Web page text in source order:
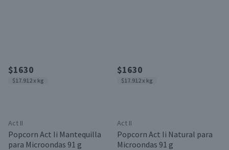
$1630
$17.912 x kg
Act II
Popcorn Act Ii Mantequilla
para Microondas 91 g
$1630
$17.912 x kg
Act II
Popcorn Act Ii Natural para
Microondas 91 g